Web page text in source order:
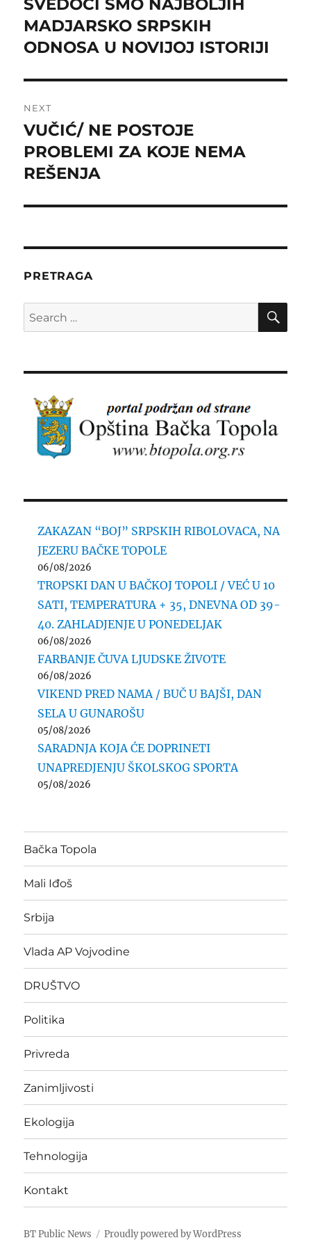
Previous
post:
SVEDOCI SMO NAJBOLJIH
MADJARSKO SRPSKIH
ODNOSA U NOVIJOJ ISTORIJI
NEXT
Next
post:
VUČIĆ/ NE POSTOJE
PROBLEMI ZA KOJE NEMA
REŠENJA
PRETRAGA
Search
for:
ZAKAZAN “BOJ” SRPSKIH RIBOLOVACA, NA
JEZERU BAČKE TOPOLE
06/08/2026
TROPSKI DAN U BAČKOJ TOPOLI / VEĆ U 10
SATI, TEMPERATURA + 35, DNEVNA OD 39-
40. ZAHLADJENJE U PONEDELJAK
06/08/2026
FARBANJE ČUVA LJUDSKE ŽIVOTE
06/08/2026
VIKEND PRED NAMA / BUČ U BAJŠI, DAN
SELA U GUNAROŠU
05/08/2026
SARADNJA KOJA ĆE DOPRINETI
UNAPREDJENJU ŠKOLSKOG SPORTA
05/08/2026
Bačka Topola
Mali Iđoš
Srbija
Vlada AP Vojvodine
DRUŠTVO
Politika
Privreda
Zanimljivosti
Ekologija
Tehnologija
Kontakt
BT Public News Proudly powered by WordPress